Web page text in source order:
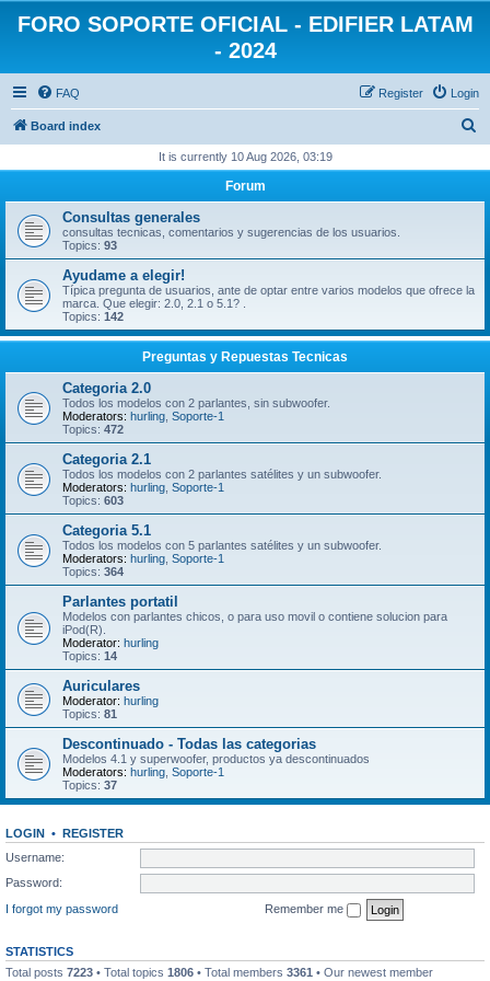
FORO SOPORTE OFICIAL - EDIFIER LATAM
- 2024
FAQ Login
Register
Board index
r
h
It is currently 10 Aug 2026, 03:19
Forum
Consultas generales
consultas tecnicas, comentarios y sugerencias de los usuarios.
Topics: 93
Ayudame a elegir!
Típica pregunta de usuarios, ante de optar entre varios modelos que ofrece la
marca. Que elegir: 2.0, 2.1 o 5.1? .
Topics: 142
Preguntas y Repuestas Tecnicas
Categoria 2.0
Todos los modelos con 2 parlantes, sin subwoofer.
Moderators: hurling Soporte-1
Topics: 472
Categoria 2.1
Todos los modelos con 2 parlantes satélites y un subwoofer.
Moderators: hurling Soporte-1
Topics: 603
Categoria 5.1
Todos los modelos con 5 parlantes satélites y un subwoofer.
Moderators: hurling Soporte-1
Topics: 364
Parlantes portatil
Modelos con parlantes chicos, o para uso movil o contiene solucion para
iPod(R).
Moderator: hurling
Topics: 14
Auriculares
Moderator: hurling
Topics: 81
Descontinuado - Todas las categorias
Modelos 4.1 y superwoofer, productos ya descontinuados
Moderators: hurling Soporte-1
Topics: 37
LOGIN • REGISTER
Username:
Password:
I forgot my password
Remember me
STATISTICS
Total posts 7223 • Total topics 1806 • Total members 3361 • Our newest member